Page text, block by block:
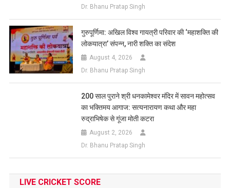
Dr. Bhanu Pratap Singh
गुरुपूर्णिमा: अखिल विश्व गायत्री परिवार की ‘महाशक्ति की
लोकयात्रा’ संपन्न, नारी शक्ति का संदेश
August 4, 2026
Dr. Bhanu Pratap Singh
200 साल पुराने श्री धनकामेश्वर मंदिर में सावन महोत्सव
का भक्तिमय आगाज: सत्यनारायण कथा और महा
रुद्राभिषेक से गूंजा मोती कटरा
August 2, 2026
Dr. Bhanu Pratap Singh
LIVE CRICKET SCORE